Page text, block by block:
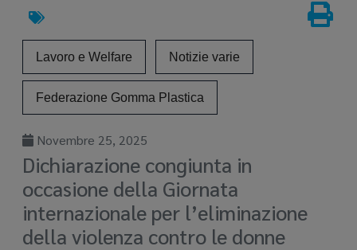
Lavoro e Welfare Notizie varie
Federazione Gomma Plastica
Novembre 25, 2025
Dichiarazione congiunta in
occasione della Giornata
internazionale per l’eliminazione
della violenza contro le donne